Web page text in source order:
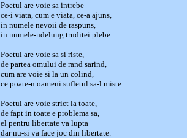
Poetul are voie sa intrebe
ce-i viata, cum e viata, ce-a ajuns,
in numele nevoii de raspuns,
in numele-ndelung truditei plebe.
Poetul are voie sa si riste,
de partea omului de rand sarind,
cum are voie si la un colind,
ce poate-n oameni sufletul sa-l miste.
Poetul are voie strict la toate,
de fapt in toate e problema sa,
el pentru libertate va lupta
dar nu-si va face joc din libertate.